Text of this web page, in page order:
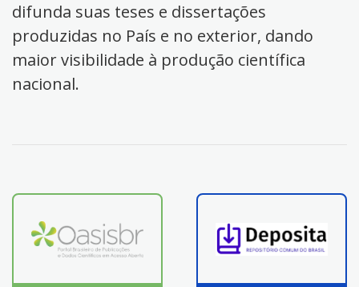
difunda suas teses e dissertações
produzidas no País e no exterior, dando
maior visibilidade à produção científica
nacional.